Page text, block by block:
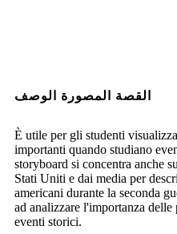
القصة المصورة الوصف
È utile per gli studenti
importanti quando studiano
storyboard si concentra anche
Stati Uniti e dai media per
americani durante la seconda
ad analizzare l'importanza
eventi storici.